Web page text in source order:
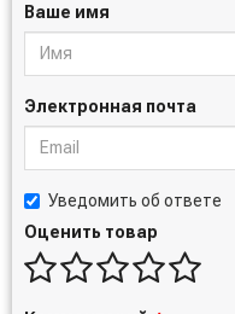
Ваше имя
Электронная почта
Уведомить об ответе
Оценить товар